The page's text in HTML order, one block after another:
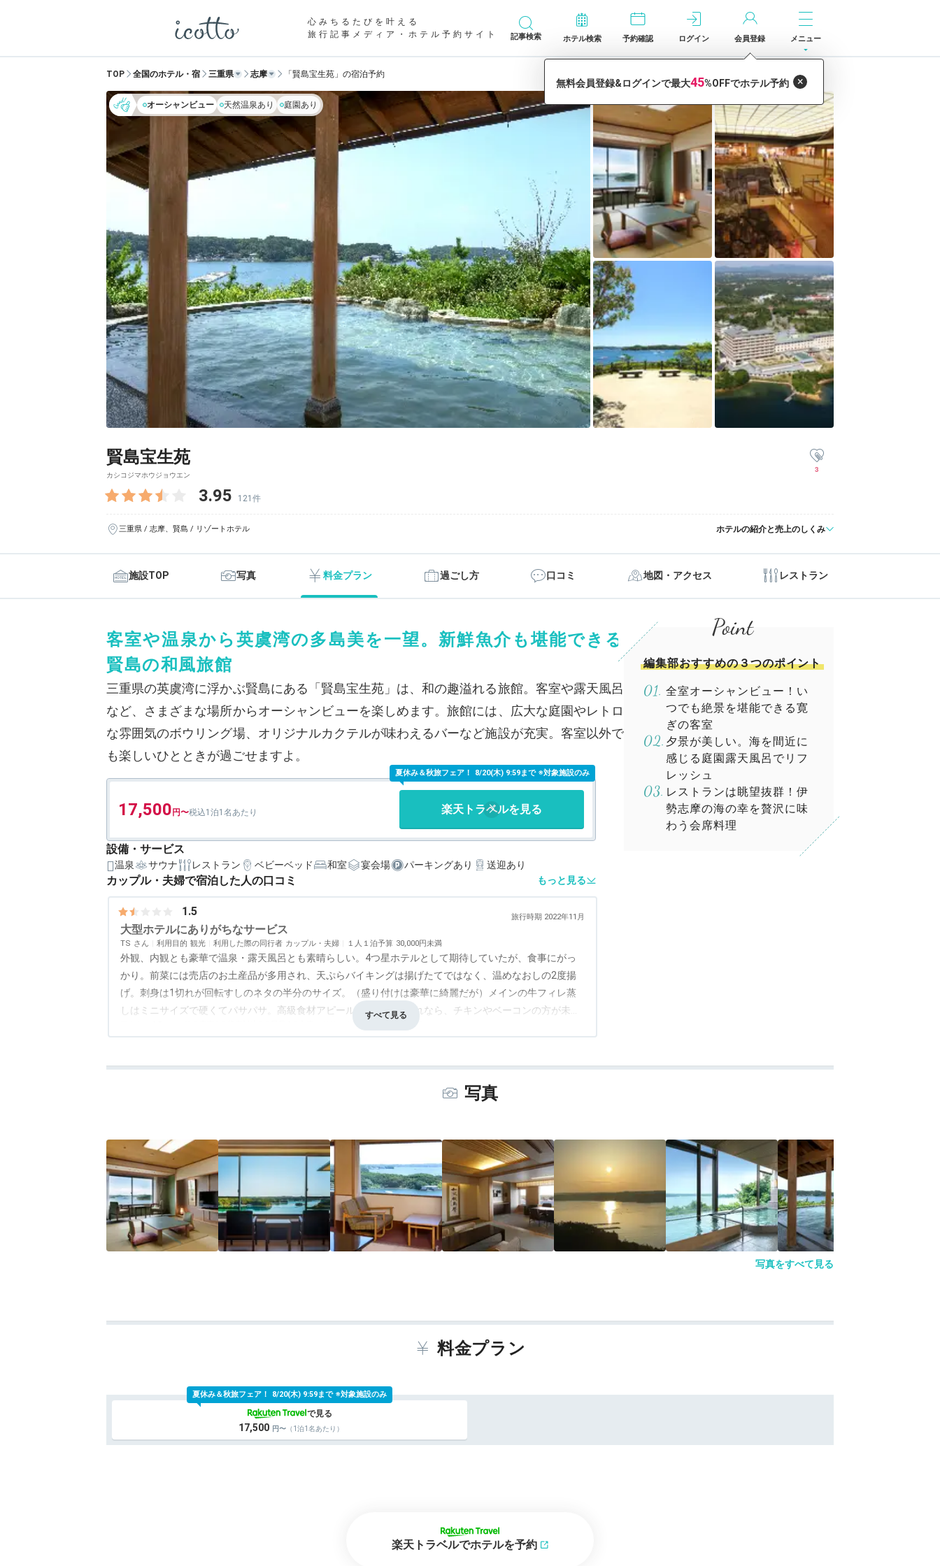
心みちるたびを叶える
旅行記事メディア・ホテル予約サイト
記事検索 ホテル検索 予約確認 ログイン 会員登録 メニュー
TOP 全国のホテル・宿 三重県 志摩 「賢島宝生苑」の宿泊予約
オーシャンビュー 天然温泉あり 庭園あり
賢島宝生苑
カシコジマホウジョウエン
3.95 121件
3
三重県 / 志摩、賢島 / リゾートホテル ホテルの紹介と売上のしくみ
施設TOP 写真 料金プラン 過ごし方 口コミ 地図・アクセス レストラン
客室や温泉から英虞湾の多島美を一望。新鮮魚介も堪能できる
賢島の和風旅館
三重県の英虞湾に浮かぶ賢島にある「賢島宝生苑」は、和の趣溢れる旅館。客室や露天風呂
など、さまざまな場所からオーシャンビューを楽しめます。旅館には、広大な庭園やレトロ
な雰囲気のボウリング場、オリジナルカクテルが味わえるバーなど施設が充実。客室以外で
も楽しいひとときが過ごせますよ。
17,500 1泊1名あたり
夏休み＆秋旅フェア！ 8/20(木) 9:59まで ※対象施設のみ
楽天トラベルを見る
設備・サービス
温泉 サウナ レストラン ベビーベッド 和室 宴会場 パーキングあり 送迎あり
カップル・夫婦で宿泊した人の口コミ もっと見る
1.5 旅行時期 2022年11月
大型ホテルにありがちなサービス
TS 利用目的 観光 利用した際の同行者 カップル・夫婦 １人１泊予算 30,000円未満
外観、内観とも豪華で温泉・露天風呂とも素晴らしい。4つ星ホテルとして期待していたが、食事にがっ
かり。前菜には売店のお土産品が多用され、天ぷらバイキングは揚げたてではなく、温めなおしの2度揚
げ。刺身は1切れが回転すしのネタの半分のサイズ。（盛り付けは豪華に綺麗だが）メインの牛フィレ蒸
しはミニサイズで硬くてパサパサ。高級食材アピールに過ぎず、これなら、チキンやベーコンの方が未だ
まし。調理人の手料理の品は皆無と思われます。朝食バイキングはビジネスホテル並み、温菜は湯煎して
冷蔵庫のコンセントが抜かれていました。節電目的なのでしょうが、客を迎え入れる前に冷蔵庫を冷やし
は驚きです。私は、出張や旅行の経験が多く、期待レベルが高いのかもしれませんが、地方の歴史ある大
型ホテルほど同じようなサービスでがっかりしたことが多いです。小さな旅館、ビジネスホテルでも努力
して、良いサービスのホテルは増えています。
歴史ある4つ星ホテルに恥じない改善に期待します。
1.0 3.0
編集部おすすめの３つのポイント
全室オーシャンビュー！い
つでも絶景を堪能できる寛
ぎの客室
夕景が美しい。海を間近に
感じる庭園露天風呂でリフ
レッシュ
レストランは眺望抜群！伊
勢志摩の海の幸を贅沢に味
わう会席料理
写真
写真をすべて見る
料金プラン
17,500 （1泊1名あたり）
夏休み＆秋旅フェア！ 8/20(木) 9:59まで ※対象施設のみ
楽天トラベルでホテルを予約